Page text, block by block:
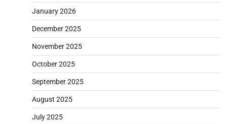
January 2026
December 2025
November 2025
October 2025
September 2025
August 2025
July 2025